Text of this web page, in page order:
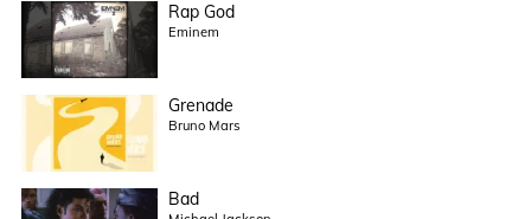
Rap God
Eminem
Grenade
Bruno Mars
Bad